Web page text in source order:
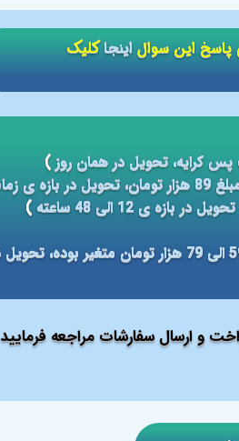
و ارسال سفارشات مراجعه فرمایید
کرایه، تحویل در همان روز)
در بازه ی زمانی 5 الی 24 ساعته
بازه ی 12 الی 48 ساعته
)
پاسخ این سوالاینجاکلیک